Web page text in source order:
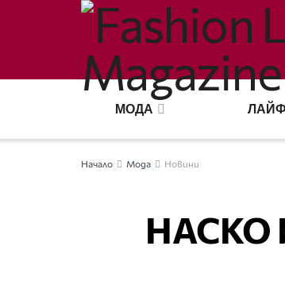
МОДА
Начало Мода Новини
НАСКО